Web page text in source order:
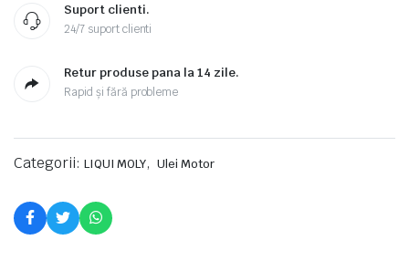
Suport clienti.
24/7 suport clienti
Retur produse pana la 14 zile.
Rapid și fără probleme
Categorii: LIQUI MOLY, Ulei Motor